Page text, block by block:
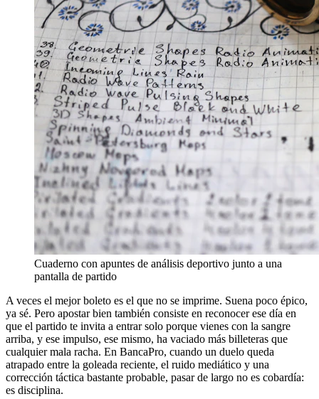
Cuaderno con apuntes de análisis deportivo junto a una
pantalla de partido
A veces el mejor boleto es el que no se imprime. Suena poco épico,
ya sé. Pero apostar bien también consiste en reconocer ese día en
que el partido te invita a entrar solo porque vienes con la sangre
arriba, y ese impulso, ese mismo, ha vaciado más billeteras que
cualquier mala racha. En BancaPro, cuando un duelo queda
atrapado entre la goleada reciente, el ruido mediático y una
corrección táctica bastante probable, pasar de largo no es cobardía:
es disciplina.